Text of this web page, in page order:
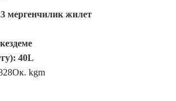
мергенчилик жилет
40L
kgm